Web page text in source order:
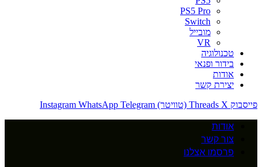
PS5 Pro
Switch
מובייל
VR
טכנולוגיה
בידור ופנאי
אודות
יצירת קשר
פייסבוק
Threads X (טוויטר) Instagram WhatsApp Telegram
אודות
צור קשר
פרסמו אצלנו